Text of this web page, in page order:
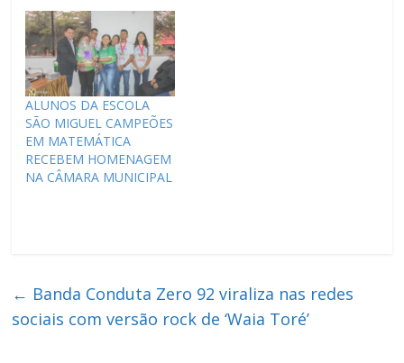
ALUNOS DA ESCOLA
SÃO MIGUEL CAMPEÕES
EM MATEMÁTICA
RECEBEM HOMENAGEM
NA CÂMARA MUNICIPAL
← Banda Conduta Zero 92 viraliza nas redes
sociais com versão rock de ‘Waia Toré’